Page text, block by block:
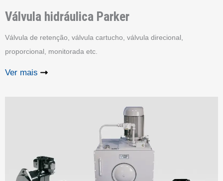
Válvula hidráulica Parker
Válvula de retenção, válvula cartucho, válvula direcional,
proporcional, monitorada etc.
Ver mais